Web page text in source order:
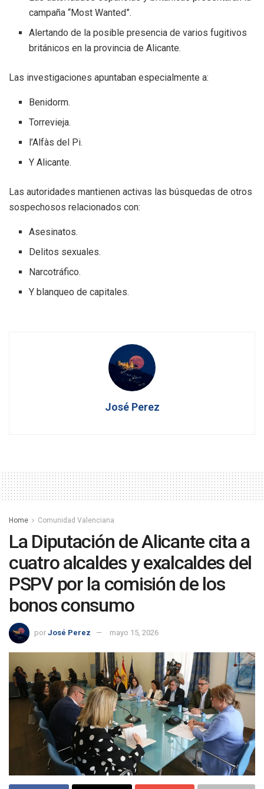
campaña “Most Wanted”.
Alertando de la posible presencia de varios fugitivos
británicos en la provincia de Alicante.
Las investigaciones apuntaban especialmente a:
Benidorm.
Torrevieja.
l’Alfàs del Pi.
Y Alicante.
Las autoridades mantienen activas las búsquedas de otros
sospechosos relacionados con:
Asesinatos.
Delitos sexuales.
Narcotráfico.
Y blanqueo de capitales.
José Perez
Home Comunidad Valenciana
La Diputación de Alicante cita a
cuatro alcaldes y exalcaldes del
PSPV por la comisión de los
bonos consumo
por José Perez mayo 15, 2026